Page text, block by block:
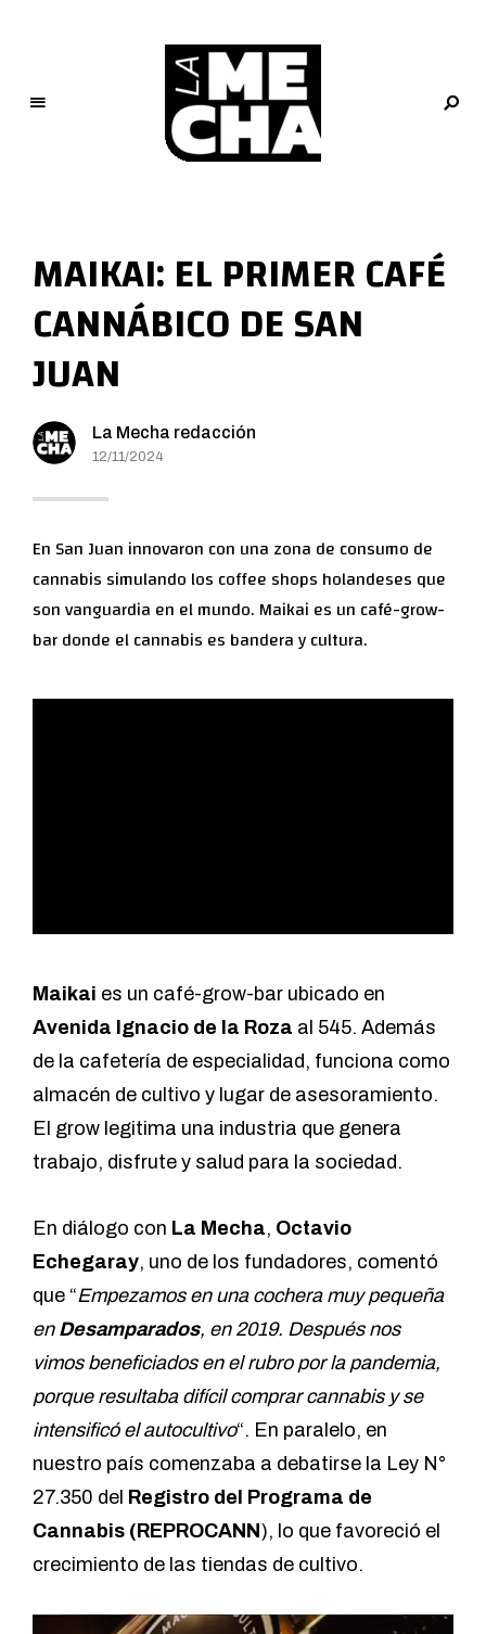
M
e
c
h
a
MAIKAI: EL PRIMER CAFÉ
CANNÁBICO DE SAN
JUAN
La Mecha redacción
12/11/2024
En San Juan innovaron con una zona de consumo de
cannabis simulando los coffee shops holandeses que
son vanguardia en el mundo. Maikai es un café-grow-
bar donde el cannabis es bandera y cultura.
Maikai es un café-grow-bar ubicado en
Avenida Ignacio de la Roza al 545. Además
de la cafetería de especialidad, funciona como
almacén de cultivo y lugar de asesoramiento.
El grow legitima una industria que genera
trabajo, disfrute y salud para la sociedad.
En diálogo con La Mecha, Octavio
Echegaray, uno de los fundadores, comentó
que “Empezamos en una cochera muy pequeña
en Desamparados, en 2019. Después nos
vimos beneficiados en el rubro por la pandemia,
porque resultaba difícil comprar cannabis y se
intensificó el autocultivo“. En paralelo, en
nuestro país comenzaba a debatirse la Ley N°
27.350 del Registro del Programa de
Cannabis (REPROCANN ), lo que favoreció el
crecimiento de las tiendas de cultivo.